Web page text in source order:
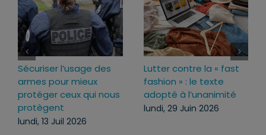
Sécuriser l’usage des
armes pour mieux
protéger ceux qui nous
protègent
lundi, 13 Juil 2026
Lutter contre la « fast
fashion » : le texte
adopté à l’unanimité
lundi, 29 Juin 2026